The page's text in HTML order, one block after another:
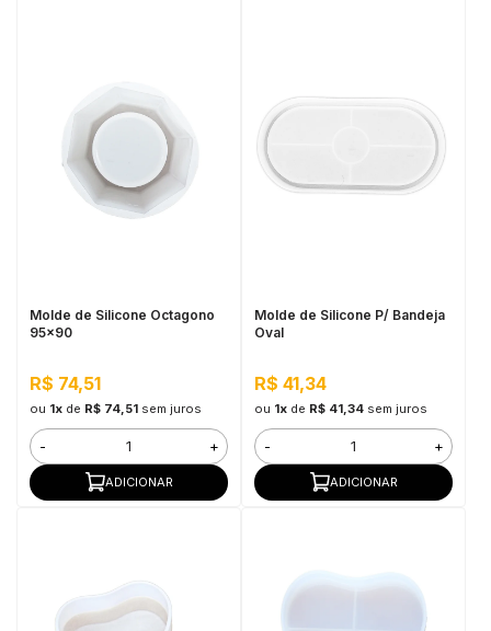
Molde de Silicone Octagono
95x90
R$ 74,51
ou 1xde R$ 74,51 sem juros
- +
ADICIONAR
Molde de Silicone P/ Bandeja
Oval
R$ 41,34
ou 1xde R$ 41,34 sem juros
- +
ADICIONAR